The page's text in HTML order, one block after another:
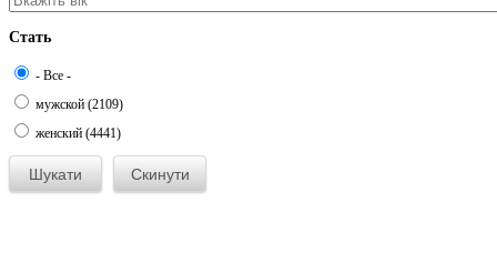
Стать
- Все -
мужской (2109)
женский (4441)